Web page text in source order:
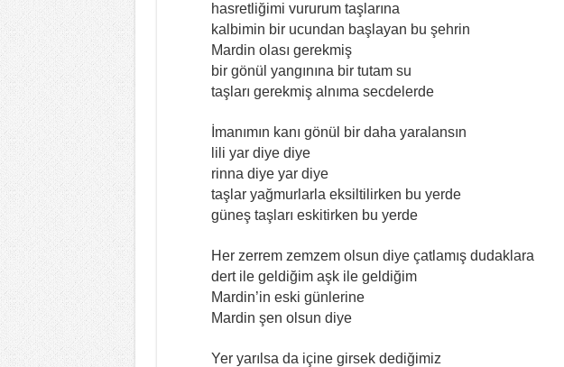
hasretliğimi vururum taşlarına
kalbimin bir ucundan başlayan bu şehrin
Mardin olası gerekmiş
bir gönül yangınına bir tutam su
taşları gerekmiş alnıma secdelerde
İmanımın kanı gönül bir daha yaralansın
lili yar diye diye
rinna diye yar diye
taşlar yağmurlarla eksiltilirken bu yerde
güneş taşları eskitirken bu yerde
Her zerrem zemzem olsun diye çatlamış dudaklara
dert ile geldiğim aşk ile geldiğim
Mardin’in eski günlerine
Mardin şen olsun diye
Yer yarılsa da içine girsek dediğimiz